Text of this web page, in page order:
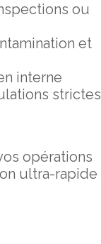
ou
et
interne
strictes
opérations
ultra-rapide